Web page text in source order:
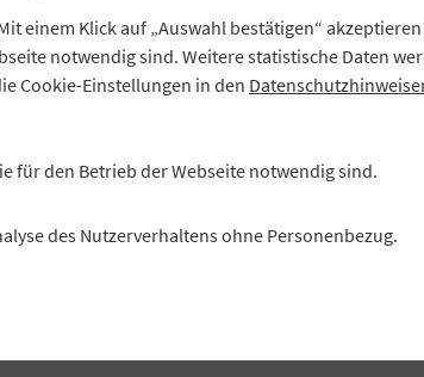
die zukünftig diese Position übernehmen
der die Chance bietet, sich auf Basis konkreter
Experten des GVB auszutauschen. Mit
und zukünftige Entwicklungen beleuchtet
zur praktischen Umsetzung diskutiert.
einem Klick auf „Auswahl bestätigen“
notwendig sind. Weitere statistische Daten
Cookie-Einstellungen in den
für den Betrieb der Webseite notwendig sind.
des Nutzerverhaltens ohne Personenbezug.